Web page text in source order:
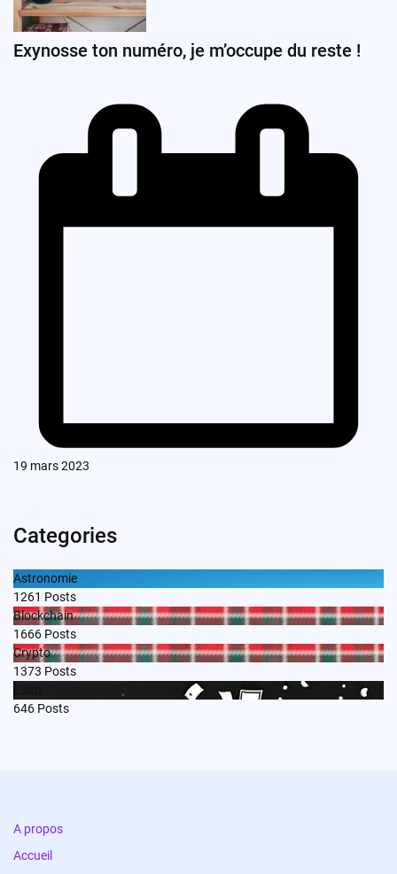
Exynosse ton numéro, je m’occupe du reste !
19 mars 2023
Categories
Astronomie
1261 Posts
Blockchain
1666 Posts
Crypto
1373 Posts
646 Posts
A propos
Accueil